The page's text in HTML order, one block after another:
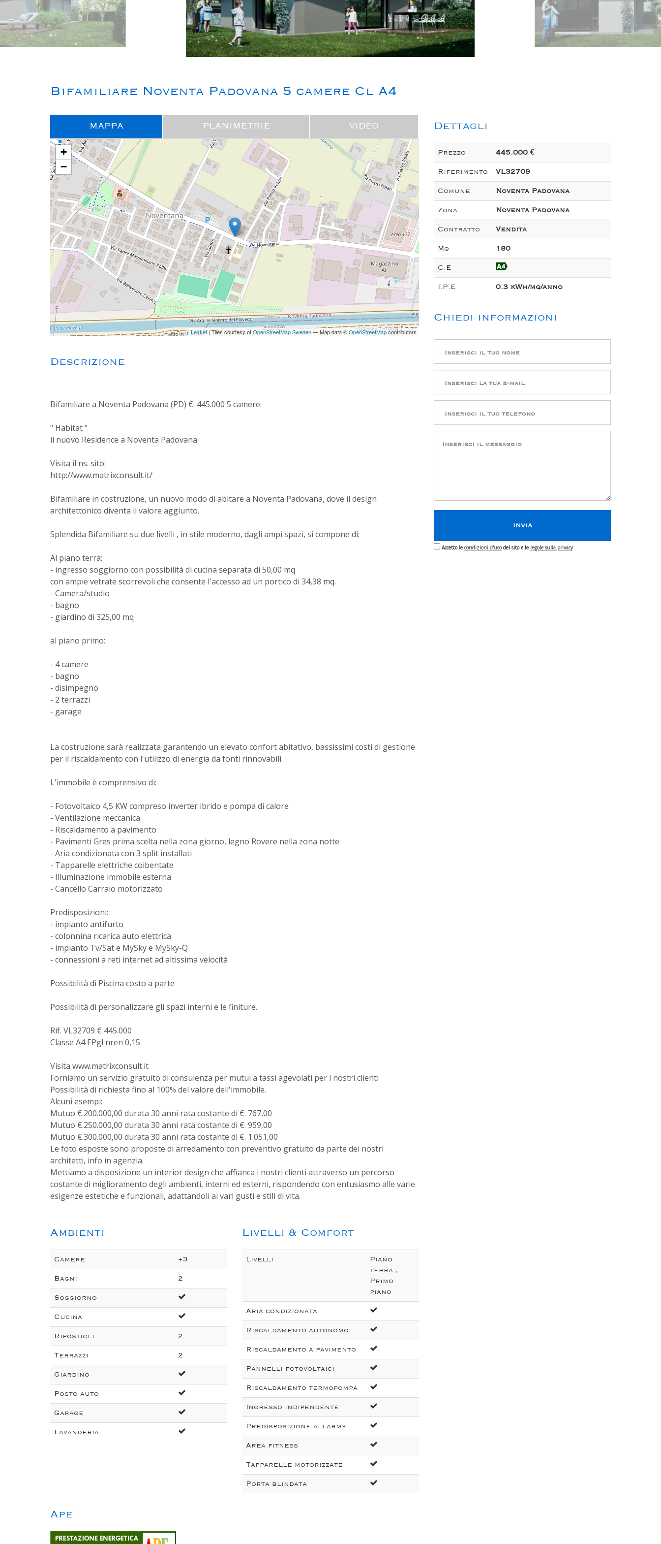
Bifamiliare Noventa Padovana 5 camere Cl A4
MAPPA PLANIMETRIE VIDEO
+
−
Leaflet| Tiles courtesy ofOpenStreetMap Sweden— Map data ©OpenStreetMapcontributors
Descrizione
Bifamiliare a Noventa Padovana (PD) €. 445.000 5 camere.
" Habitat "
il nuovo Residence a Noventa Padovana
Visita il ns. sito:
http://www.matrixconsult.it/
Bifamiliare in costruzione, un nuovo modo di abitare a Noventa Padovana, dove il design
architettonico diventa il valore aggiunto.
Splendida Bifamiliare su due livelli , in stile moderno, dagli ampi spazi, si compone di:
Al piano terra:
- ingresso soggiorno con possibilità di cucina separata di 50,00 mq
con ampie vetrate scorrevoli che consente l'accesso ad un portico di 34,38 mq.
- Camera/studio
- bagno
- giardino di 325,00 mq
al piano primo:
- 4 camere
- bagno
- disimpegno
- 2 terrazzi
- garage
La costruzione sarà realizzata garantendo un elevato confort abitativo, bassissimi costi di gestione
per il riscaldamento con l'utilizzo di energia da fonti rinnovabili.
L'immobile è comprensivo di:
- Fotovoltaico 4,5 KW compreso inverter ibrido e pompa di calore
- Ventilazione meccanica
- Riscaldamento a pavimento
- Pavimenti Gres prima scelta nella zona giorno, legno Rovere nella zona notte
- Aria condizionata con 3 split installati
- Tapparelle elettriche coibentate
- Illuminazione immobile esterna
- Cancello Carraio motorizzato
Predisposizioni:
- impianto antifurto
- colonnina ricarica auto elettrica
- impianto Tv/Sat e MySky e MySky-Q
- connessioni a reti internet ad altissima velocità
Possibilità di Piscina costo a parte
Possibilità di personalizzare gli spazi interni e le finiture.
Rif. VL32709 € 445.000
Classe A4 EPgl nren 0,15
Visita www.matrixconsult.it
Forniamo un servizio gratuito di consulenza per mutui a tassi agevolati per i nostri clienti
Possibilità di richiesta fino al 100% del valore dell'immobile.
Alcuni esempi:
Mutuo €.200.000,00 durata 30 anni rata costante di €. 767,00
Mutuo €.250.000,00 durata 30 anni rata costante di €. 959,00
Mutuo €.300.000,00 durata 30 anni rata costante di €. 1.051,00
Le foto esposte sono proposte di arredamento con preventivo gratuito da parte dei nostri
architetti, info in agenzia.
Mettiamo a disposizione un interior design che affianca i nostri clienti attraverso un percorso
costante di miglioramento degli ambienti, interni ed esterni, rispondendo con entusiasmo alle varie
esigenze estetiche e funzionali, adattandoli ai vari gusti e stili di vita.
Ambienti
Camere +3
Bagni 2
Soggiorno
Cucina
Ripostigli 2
Terrazzi 2
Giardino
Posto auto
Garage
Lavanderia
Livelli & Comfort
Livelli Piano
terra ,
Primo
piano
Aria condizionata
Riscaldamento autonomo
Riscaldamento a pavimento
Pannelli fotovoltaici
Riscaldamento termopompa
Ingresso indipendente
Predisposizione allarme
Area fitness
Tapparelle motorizzate
Porta blindata
Ape
Dettagli
Prezzo 445.000 €
Riferimento VL32709
Comune Noventa Padovana
Zona Noventa Padovana
Contratto Vendita
Mq 180
C.E
I.P.E 0.3 kWh/mq/anno
Chiedi informazioni
Accetto le condizioni d'usodel sito e le regole sulla privacy